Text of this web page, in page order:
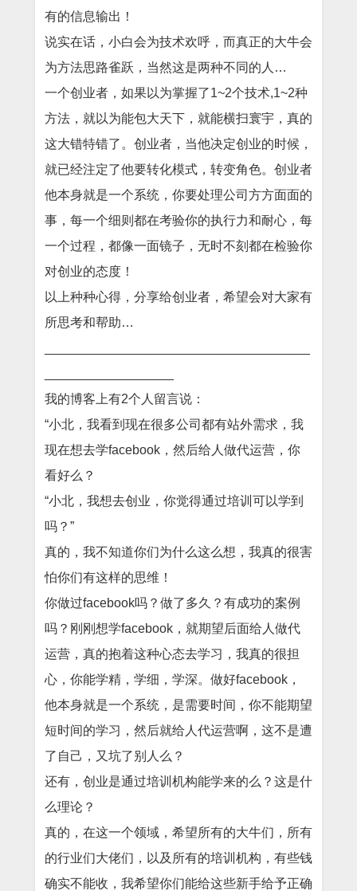
有的信息输出！
说实在话，小白会为技术欢呼，而真正的大牛会
为方法思路雀跃，当然这是两种不同的人…
一个创业者，如果以为掌握了1~2个技术,1~2种
方法，就以为能包大天下，就能横扫寰宇，真的
这大错特错了。创业者，当他决定创业的时候，
就已经注定了他要转化模式，转变角色。创业者
他本身就是一个系统，你要处理公司方方面面的
事，每一个细则都在考验你的执行力和耐心，每
一个过程，都像一面镜子，无时不刻都在检验你
对创业的态度！
以上种种心得，分享给创业者，希望会对大家有
所思考和帮助…
我的博客上有2个人留言说：
“小北，我看到现在很多公司都有站外需求，我
现在想去学facebook，然后给人做代运营，你
看好么？
“小北，我想去创业，你觉得通过培训可以学到
吗？ ”
真的，我不知道你们为什么这么想，我真的很害
怕你们有这样的思维！
你做过facebook吗？做了多久？有成功的案例
吗？刚刚想学facebook，就期望后面给人做代
运营，真的抱着这种心态去学习，我真的很担
心，你能学精，学细，学深。做好facebook，
他本身就是一个系统，是需要时间，你不能期望
短时间的学习，然后就给人代运营啊，这不是遭
了自己，又坑了别人么？
还有，创业是通过培训机构能学来的么？这是什
么理论？
真的，在这一个领域，希望所有的大牛们，所有
的行业们大佬们，以及所有的培训机构，有些钱
确实不能收，我希望你们能给这些新手给予正确